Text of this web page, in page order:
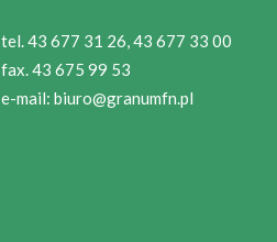
tel. 43 677 31 26, 43 677 33 00
fax. 43 675 99 53
e-mail: biuro@granumfn.pl